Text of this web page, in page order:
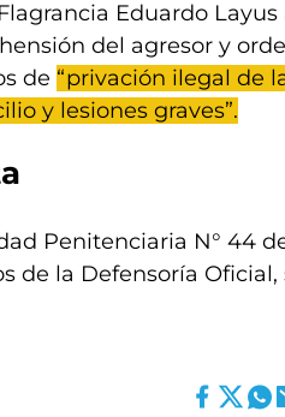
Eduardo Layus
del agresor y
de “privación ilegal de
y lesiones graves”.
Penitenciaria N° 44
de la Defensoría Oficial,